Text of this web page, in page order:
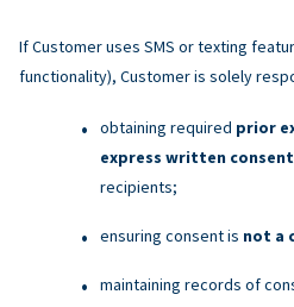
If Customer uses SMS or texting
functionality), Customer is solely
obtaining required prior
express written consent
recipients;
ensuring consent is not a
maintaining records of